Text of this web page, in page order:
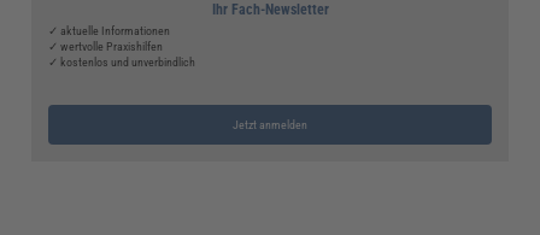
Ihr Fach-Newsletter
✓ aktuelle Informationen
✓ wertvolle Praxishilfen
✓ kostenlos und unverbindlich
Jetzt anmelden